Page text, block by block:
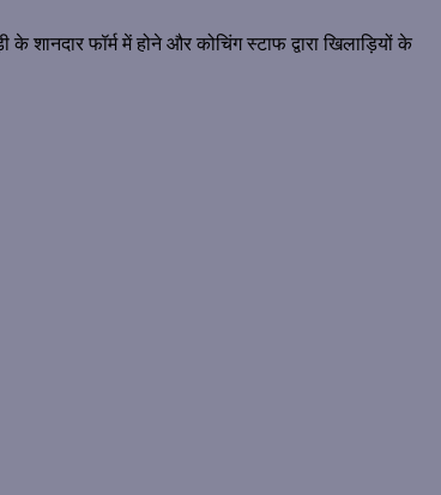
फॉर्म में होने और कोचिंग स्टाफ द्वारा खिलाड़ियों के